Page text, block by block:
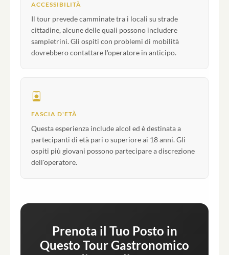
ACCESSIBILITÀ
Il tour prevede camminate tra i locali su strade
cittadine, alcune delle quali possono includere
sampietrini. Gli ospiti con problemi di mobilità
dovrebbero contattare l'operatore in anticipo.
FASCIA D'ETÀ
Questa esperienza include alcol ed è destinata a
partecipanti di età pari o superiore ai 18 anni. Gli
ospiti più giovani possono partecipare a discrezione
dell'operatore.
Prenota il Tuo Posto in
Questo Tour Gastronomico